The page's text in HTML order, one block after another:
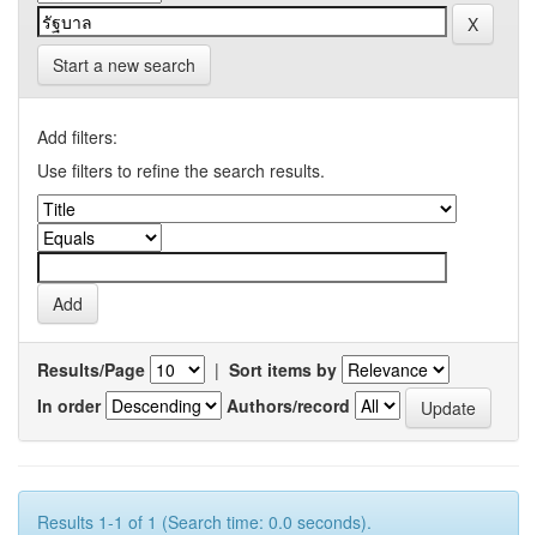
Start a new search
Add filters:
Use filters to refine the search results.
Results/Page | Sort items by
In order
Authors/record
Results 1-1 of 1 (Search time: 0.0 seconds).